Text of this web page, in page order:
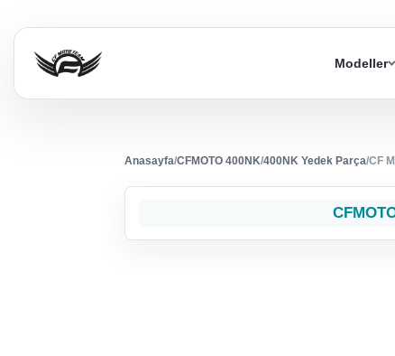
Modeller
Anasayfa/CFMOTO 400NK/400NK Yedek Parça/CF